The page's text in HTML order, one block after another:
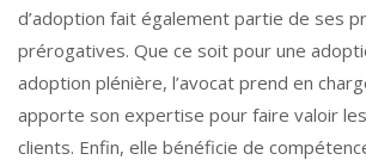
d’adoption fait également partie de ses
prérogatives. Que ce soit pour une
adoption plénière, l’avocat prend en
apporte son expertise pour faire valoir
clients. Enfin, elle bénéficie de